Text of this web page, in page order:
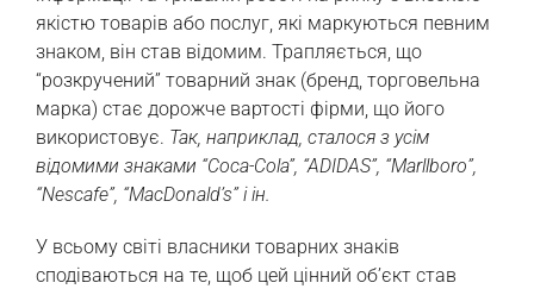
якістю товарів або послуг, які маркуються певним
знаком, він став відомим. Трапляється, що
“розкручений” товарний знак (бренд, торговельна
марка) стає дорожче вартості фірми, що його
використовує. Так, наприклад, сталося з усім
відомими знаками “Coca-Cola”, “ADIDAS”, “Marllborо”,
“Nescafe”, “MacDonald’s” і ін.
У всьому світі власники товарних знаків
сподіваються на те, щоб цей цінний об’єкт став